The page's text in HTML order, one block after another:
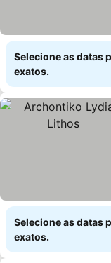
Selecione as datas
exatos.
Selecione as datas
exatos.